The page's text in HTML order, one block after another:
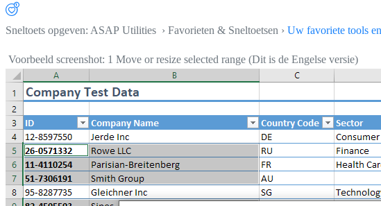
Sneltoets opgeven: ASAP Utilities › Favorieten & Sneltoetsen › Uw favoriete tools
Voorbeeld screenshot: 1 Move or resize selected range (Dit is de Engelse versie)